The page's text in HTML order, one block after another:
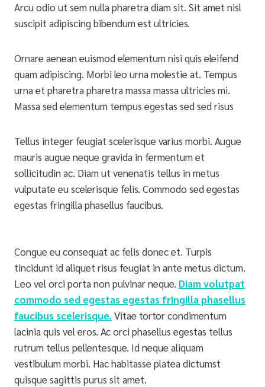
Arcu odio ut sem nulla pharetra diam sit. Sit amet nisl
suscipit adipiscing bibendum est ultricies.
Ornare aenean euismod elementum nisi quis eleifend
quam adipiscing. Morbi leo urna molestie at. Tempus
urna et pharetra pharetra massa massa ultricies mi.
Massa sed elementum tempus egestas sed sed risus
Tellus integer feugiat scelerisque varius morbi. Augue
mauris augue neque gravida in fermentum et
sollicitudin ac. Diam ut venenatis tellus in metus
vulputate eu scelerisque felis. Commodo sed egestas
egestas fringilla phasellus faucibus.
Congue eu consequat ac felis donec et. Turpis
tincidunt id aliquet risus feugiat in ante metus dictum.
Leo vel orci porta non pulvinar neque. Diam volutpat
commodo sed egestas egestas fringilla phasellus
faucibus scelerisque. Vitae tortor condimentum
lacinia quis vel eros. Ac orci phasellus egestas tellus
rutrum tellus pellentesque. Id neque aliquam
vestibulum morbi. Hac habitasse platea dictumst
quisque sagittis purus sit amet.